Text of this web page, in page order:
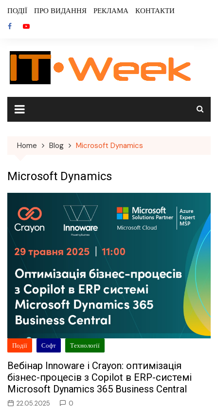
content
ПОДІЇ ПРО ВИДАННЯ РЕКЛАМА КОНТАКТИ
Home Blog Microsoft Dynamics
Microsoft Dynamics
Події Софт Технології
Вебінар Innoware і Crayon: оптимізація
бізнес-процесів з Copilot в ERP-системі
Microsoft Dynamics 365 Business Central
22.05.2025 0